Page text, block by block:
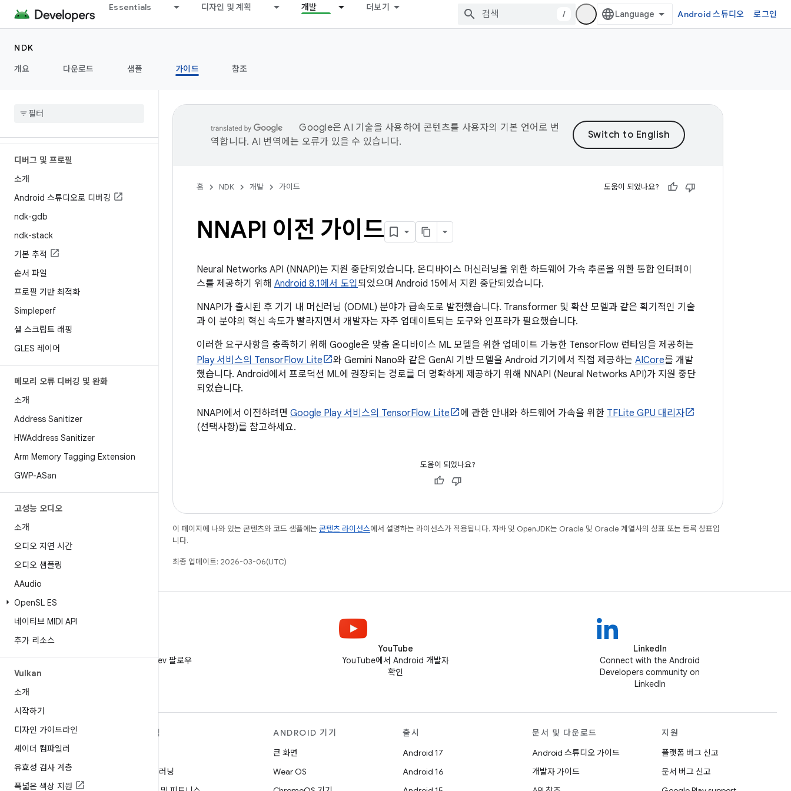
Essentials 디자인 및 계획 개발 더보기
/ Android 스튜디오 로그인
NDK
개요
다운로드 샘플 가이드 참조
소개
Android SDK 버전 속성
네이티브 API
디버그 및 프로필
소개
Android 스튜디오로 디버깅
ndk-gdb
ndk-stack
기본 추적
순서 파일
프로필 기반 최적화
Simpleperf
셸 스크립트 래핑
GLES 레이어
메모리 오류 디버깅 및 완화
소개
Address Sanitizer
HWAddress Sanitizer
Arm Memory Tagging Extension
GWP-ASan
고성능 오디오
소개
오디오 지연 시간
오디오 샘플링
AAudio
OpenSL ES
네이티브 MIDI API
추가 리소스
Vulkan
소개
시작하기
디자인 가이드라인
셰이더 컴파일러
유효성 검사 계층
폭넓은 색상 지원
Google은 AI 기술을 사용하여 콘텐츠를 사용자의 기본 언어로 번
역합니다. AI 번역에는 오류가 있을 수 있습니다.
홈 NDK 개발 가이드 도움이 되었나요?
NNAPI 이전 가이드
Neural Networks API (NNAPI)는 지원 중단되었습니다. 온디바이스 머신러닝을 위한 하드웨어 가속 추론을 위한 통합 인터페이
스를 제공하기 위해 Android 8.1에서 도입 되었으며 Android 15에서 지원 중단되었습니다.
NNAPI가 출시된 후 기기 내 머신러닝 (ODML) 분야가 급속도로 발전했습니다. Transformer 및 확산 모델과 같은 획기적인 기술
과 이 분야의 혁신 속도가 빨라지면서 개발자는 자주 업데이트되는 도구와 인프라가 필요했습니다.
이러한 요구사항을 충족하기 위해 Google은 맞춤 온디바이스 ML 모델을 위한 업데이트 가능한 TensorFlow 런타임을 제공하는
Play 서비스의 TensorFlow Lite
와 Gemini Nano와 같은 GenAI 기반 모델을 Android 기기에서 직접 제공하는 AICore를 개발
했습니다. Android에서 프로덕션 ML에 권장되는 경로를 더 명확하게 제공하기 위해 NNAPI (Neural Networks API)가 지원 중단
되었습니다.
NNAPI에서 이전하려면 Google Play 서비스의 TensorFlow Lite 에 관한 안내와 하드웨어 가속을 위한 TFLite GPU 대리자
(선택사항)를 참고하세요.
도움이 되었나요?
이 페이지에 나와 있는 콘텐츠와 코드 샘플에는 콘텐츠 라이선스에서 설명하는 라이선스가 적용됩니다. 자바 및 OpenJDK는 Oracle 및 Oracle 계열사의 상표 또는 등록 상표입
니다.
최종 업데이트: 2026-03-06(UTC)
X에서 @AndroidDev 팔로우
YouTube
YouTube에서 Android 개발자
확인
LinkedIn
Connect with the Android
Developers community on
LinkedIn
ANDROID 자세히 알아보기
Android
엔터프라이즈용 Android
탐색
머신러닝
ANDROID 기기
큰 화면
Wear OS
출시
Android 17
Android 16
문서 및 다운로드
Android 스튜디오 가이드
개발자 가이드
지원
플랫폼 버그 신고
문서 버그 신고